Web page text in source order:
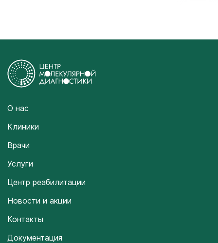
О нас
Клиники
Врачи
Услуги
Центр реабилитации
Новости и акции
Контакты
Документация